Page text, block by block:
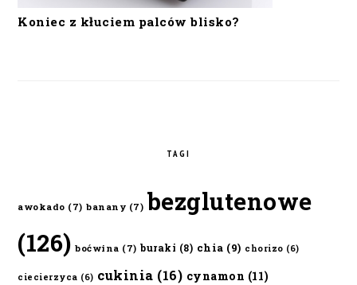
Koniec z kłuciem palców blisko?
TAGI
awokado (7) banany (7) bezglutenowe
(126) boćwina (7) buraki (8) chia (9) chorizo (6)
ciecierzyca (6) cukinia (16) cynamon (11)